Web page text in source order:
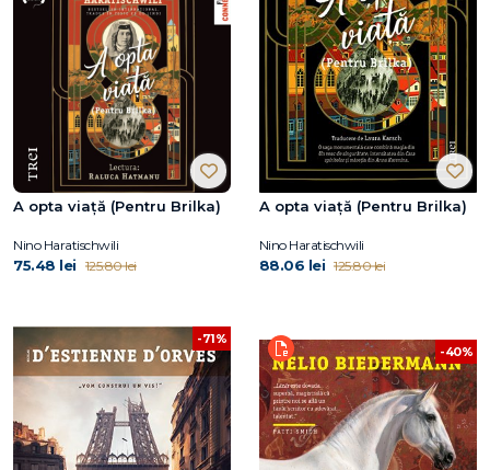
A opta viață (Pentru Brilka)
Nino Haratischwili
75.48 lei 125.80 lei
A opta viață (Pentru Brilka)
Nino Haratischwili
88.06 lei 125.80 lei
-71%
-40%